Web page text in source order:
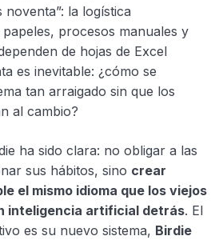
la logística
procesos manuales y
de hojas de Excel
es inevitable: ¿cómo se
tan arraigado sin que los
al cambio?
ha sido clara: no obligar a las
sus hábitos, sino crear
el mismo idioma que los viejos
inteligencia artificial detrás. El
es su nuevo sistema, Birdie